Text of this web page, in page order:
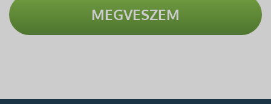
MEGVESZEM